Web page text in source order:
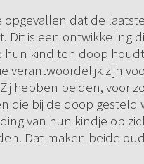
opgevallen dat de
is een ontwikkeling
kind ten doop
verantwoordelijk zijn
hebben beiden, voor
die bij de doop
van hun kindje op
Dat maken beide